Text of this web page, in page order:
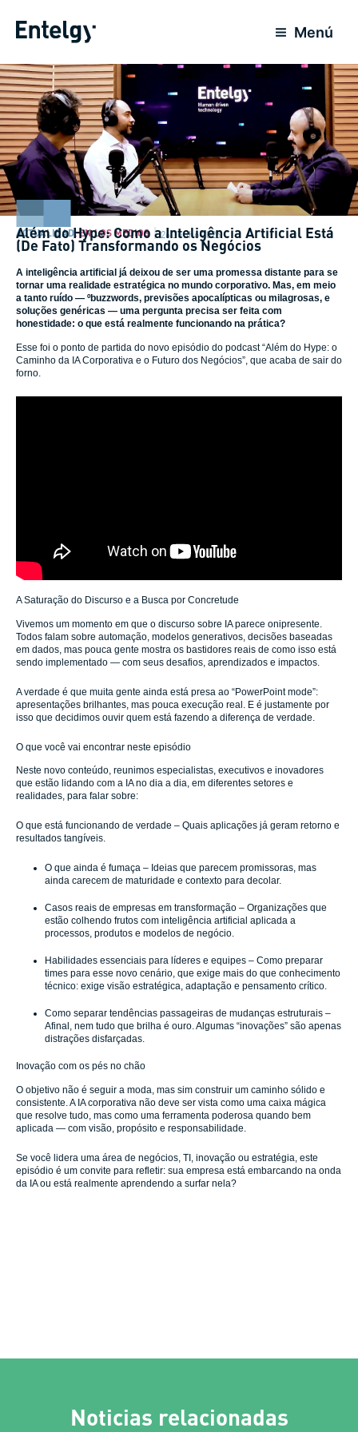
para
conteúdo
Menú
ACTUALIDAD ,EN LOS MEDIOS 26 Junho 2025
Além do Hype: Como a Inteligência Artificial Está
(De Fato) Transformando os Negócios
A inteligência artificial já deixou de ser uma promessa distante para se
tornar uma realidade estratégica no mundo corporativo. Mas, em meio
a tanto ruído — ºbuzzwords, previsões apocalípticas ou milagrosas, e
soluções genéricas — uma pergunta precisa ser feita com
honestidade: o que está realmente funcionando na prática?
Esse foi o ponto de partida do novo episódio do podcast “Além do Hype: o
Caminho da IA Corporativa e o Futuro dos Negócios”, que acaba de sair do
forno.
A Saturação do Discurso e a Busca por Concretude
Vivemos um momento em que o discurso sobre IA parece onipresente.
Todos falam sobre automação, modelos generativos, decisões baseadas
em dados, mas pouca gente mostra os bastidores reais de como isso está
sendo implementado — com seus desafios, aprendizados e impactos.
A verdade é que muita gente ainda está presa ao “PowerPoint mode”:
apresentações brilhantes, mas pouca execução real. E é justamente por
isso que decidimos ouvir quem está fazendo a diferença de verdade.
O que você vai encontrar neste episódio
Neste novo conteúdo, reunimos especialistas, executivos e inovadores
que estão lidando com a IA no dia a dia, em diferentes setores e
realidades, para falar sobre:
O que está funcionando de verdade – Quais aplicações já geram retorno e
resultados tangíveis.
O que ainda é fumaça – Ideias que parecem promissoras, mas
ainda carecem de maturidade e contexto para decolar.
Casos reais de empresas em transformação – Organizações que
estão colhendo frutos com inteligência artificial aplicada a
processos, produtos e modelos de negócio.
Habilidades essenciais para líderes e equipes – Como preparar
times para esse novo cenário, que exige mais do que conhecimento
técnico: exige visão estratégica, adaptação e pensamento crítico.
Como separar tendências passageiras de mudanças estruturais –
Afinal, nem tudo que brilha é ouro. Algumas “inovações” são apenas
distrações disfarçadas.
Inovação com os pés no chão
O objetivo não é seguir a moda, mas sim construir um caminho sólido e
consistente. A IA corporativa não deve ser vista como uma caixa mágica
que resolve tudo, mas como uma ferramenta poderosa quando bem
aplicada — com visão, propósito e responsabilidade.
Se você lidera uma área de negócios, TI, inovação ou estratégia, este
episódio é um convite para refletir: sua empresa está embarcando na onda
da IA ou está realmente aprendendo a surfar nela?
Noticias relacionadas